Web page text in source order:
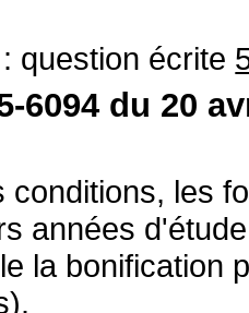
question écrite
6094 du 20
conditions, les
années
la bonification